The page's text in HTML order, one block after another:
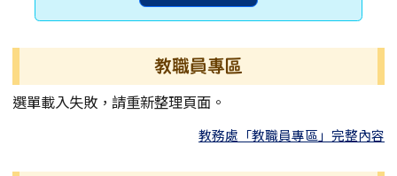
教職員專區
選單載入失敗，請重新整理頁面。
教務處「教職員專區」完整內容